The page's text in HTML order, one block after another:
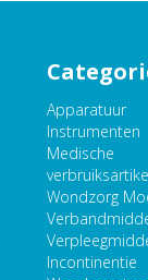
Apparatuur
Instrumenten
Medische
Wondzorg
Incontinentie